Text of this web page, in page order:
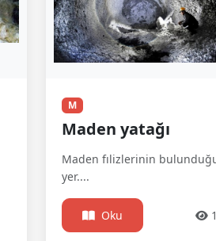
M
Maden yatağı
Maden fılizlerinin
yer....
Oku